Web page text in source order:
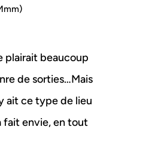
plairait beaucoup
de sorties…Mais
ait ce type de lieu
fait envie, en tout